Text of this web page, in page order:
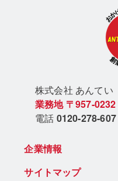
株式会社 あんてい
業務地 〒957-0232
電話 0120-278-607
企業情報
サイトマップ